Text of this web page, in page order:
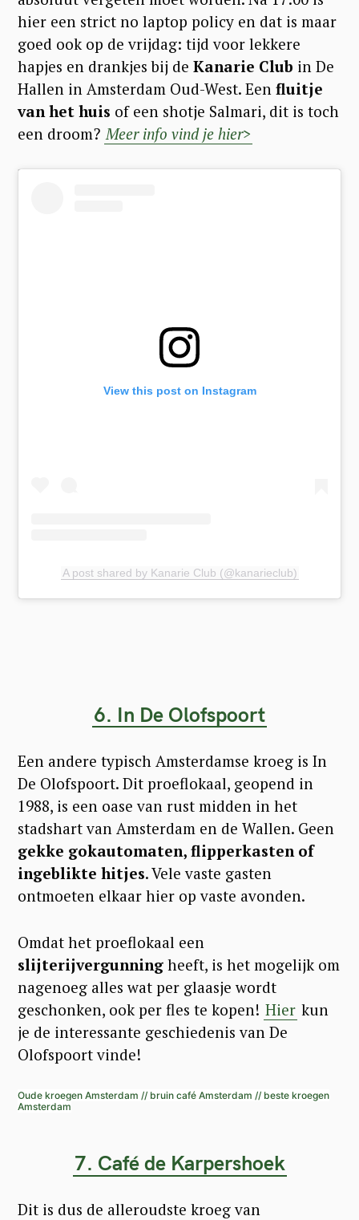
hier een strict no laptop policy en dat is maar
goed ook op de vrijdag: tijd voor lekkere
hapjes en drankjes bij de Kanarie Club in De
Hallen in Amsterdam Oud-West. Een fluitje
van het huis of een shotje Salmari, dit is toch
een droom? Meer info vind je hier>
View this post on Instagram
A post shared by Kanarie Club (@kanarieclub)
6. In De Olofspoort
Een andere typisch Amsterdamse kroeg is In
De Olofspoort. Dit proeflokaal, geopend in
1988, is een oase van rust midden in het
stadshart van Amsterdam en de Wallen. Geen
gekke gokautomaten, flipperkasten of
ingeblikte hitjes. Vele vaste gasten
ontmoeten elkaar hier op vaste avonden.
Omdat het proeflokaal een
slijterijvergunning heeft, is het mogelijk om
nagenoeg alles wat per glaasje wordt
geschonken, ook per fles te kopen! Hier kun
je de interessante geschiedenis van De
Olofspoort vinde!
Oude kroegen Amsterdam // bruin café Amsterdam // beste kroegen
Amsterdam
7. Café de Karpershoek
Dit is dus de alleroudste kroeg van